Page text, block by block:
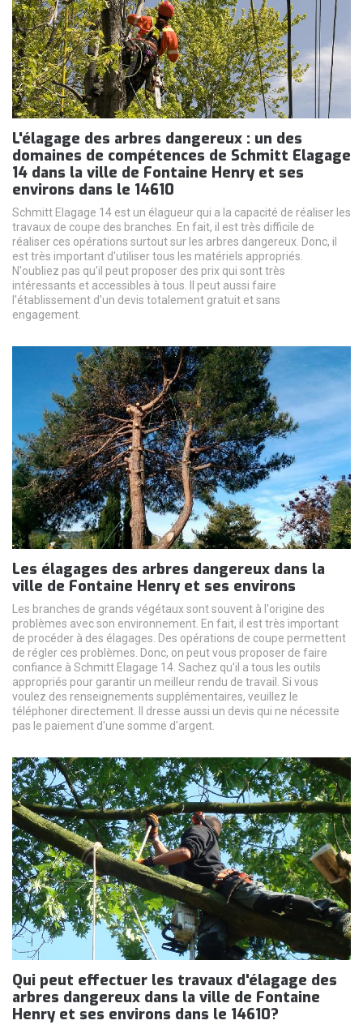
L'élagage des arbres dangereux : un des
domaines de compétences de Schmitt Elagage
14 dans la ville de Fontaine Henry et ses
environs dans le 14610
Schmitt Elagage 14 est un élagueur qui a la capacité de réaliser les
travaux de coupe des branches. En fait, il est très difficile de
réaliser ces opérations surtout sur les arbres dangereux. Donc, il
est très important d'utiliser tous les matériels appropriés.
N'oubliez pas qu'il peut proposer des prix qui sont très
intéressants et accessibles à tous. Il peut aussi faire
l'établissement d'un devis totalement gratuit et sans
engagement.
Les élagages des arbres dangereux dans la
ville de Fontaine Henry et ses environs
Les branches de grands végétaux sont souvent à l'origine des
problèmes avec son environnement. En fait, il est très important
de procéder à des élagages. Des opérations de coupe permettent
de régler ces problèmes. Donc, on peut vous proposer de faire
confiance à Schmitt Elagage 14. Sachez qu'il a tous les outils
appropriés pour garantir un meilleur rendu de travail. Si vous
voulez des renseignements supplémentaires, veuillez le
téléphoner directement. Il dresse aussi un devis qui ne nécessite
pas le paiement d'une somme d'argent.
Qui peut effectuer les travaux d'élagage des
arbres dangereux dans la ville de Fontaine
Henry et ses environs dans le 14610?